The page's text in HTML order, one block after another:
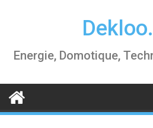
Energie, Domotique,